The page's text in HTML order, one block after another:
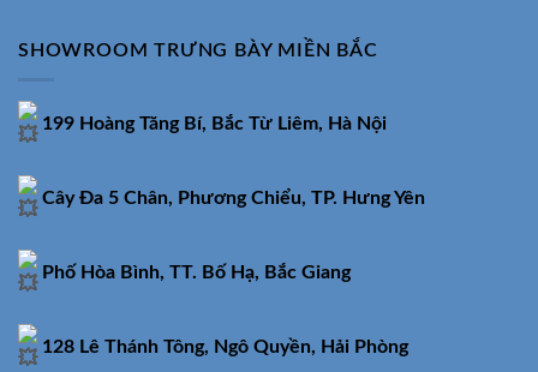
SHOWROOM TRƯNG BÀY MIỀN BẮC
199 Hoàng Tăng Bí, Bắc Từ Liêm, Hà Nội
Cây Đa 5 Chân, Phương Chiểu, TP. Hưng Yên
Phố Hòa Bình, TT. Bố Hạ, Bắc Giang
128 Lê Thánh Tông, Ngô Quyền, Hải Phòng